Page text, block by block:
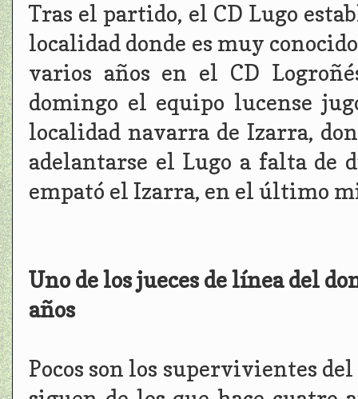
Tras el partido, el CD Lugo
localidad donde es muy
varios años en el CD
domingo el equipo lucense
localidad navarra de Izarra,
adelantarse el Lugo a falta de
empató el Izarra, en el último
Uno de los jueces de línea del
años
Pocos son los supervivientes